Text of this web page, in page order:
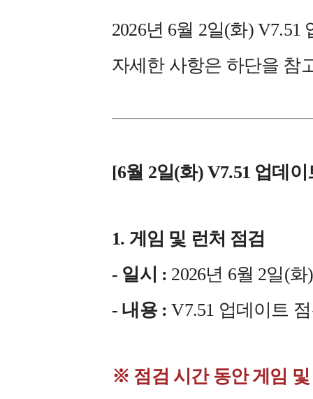
2026년 6월 2일(화)
자세한 사항은 하단을 참
[6월 2일(화) V7.51 업데
1. 게임 및 런처 점검
- 일시 : 2026년 6월 2일(화
- 내용 :V7.51 업데이트
※ 점검 시간 동안 게임